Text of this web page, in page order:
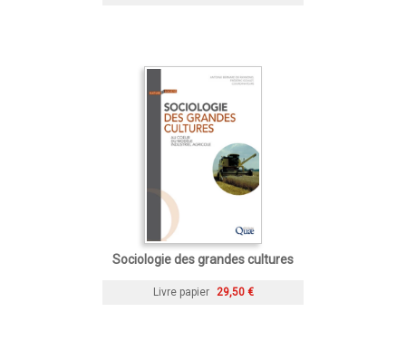
Sociologie des grandes cultures
Livre papier 29,50 €